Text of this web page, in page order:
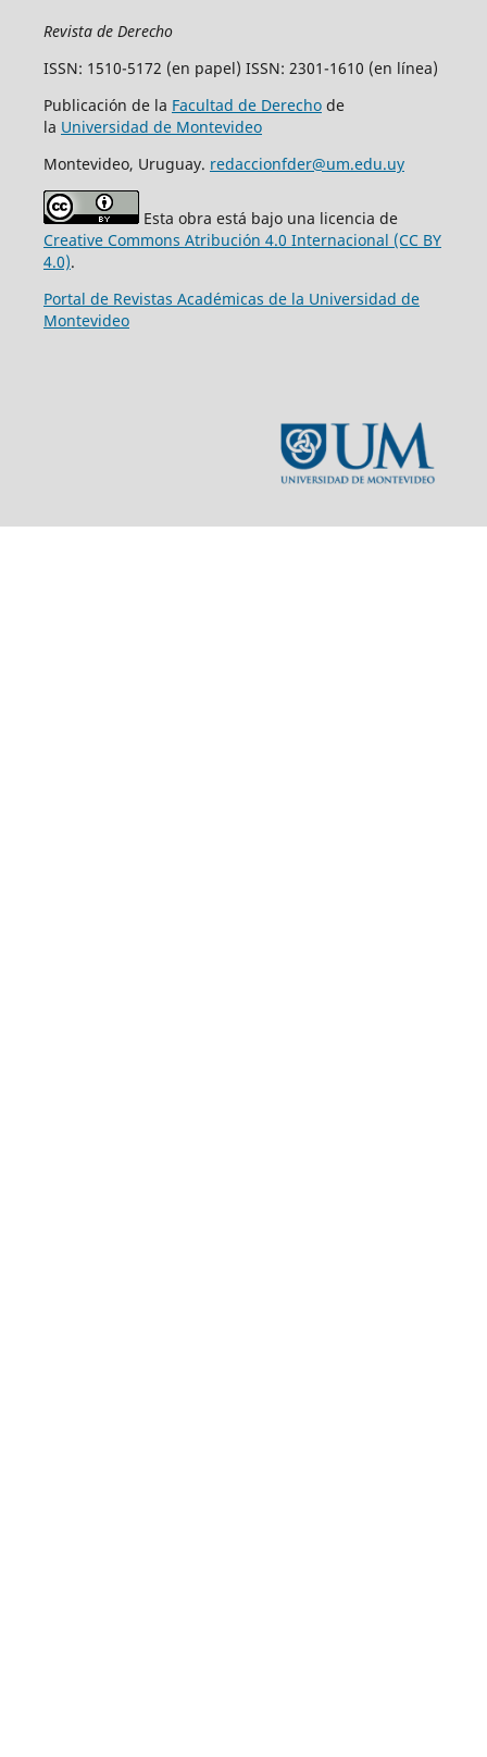
Revista de Derecho
ISSN: 1510-5172 (en papel) ISSN: 2301-1610 (en línea)
Publicación de la Facultad de Derechode
la Universidad de Montevideo
Montevideo, Uruguay. redaccionfder@um.edu.uy
Esta obra está bajo una licencia de
Creative Commons Atribución 4.0 Internacional (CC BY
4.0).
Portal de Revistas Académicas de la Universidad de
Montevideo